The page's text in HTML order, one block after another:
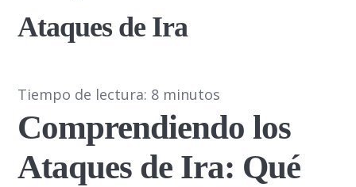
Ataques de Ira
Tiempo de lectura: 8 minutos
Comprendiendo los
Ataques de Ira: Qué